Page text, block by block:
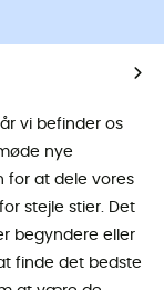
vi befinder os
nye
for at dele vores
stejle stier. Det
begyndere eller
finde det bedste